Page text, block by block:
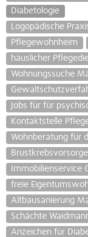
Diabetologie
Logopädische
Pflegewohnheim
häuslicher
Wohnungssuche
Jobs für für
Kontaktstelle
Wohnberatung für
Immobilienservice
freie
Altbausanierung
Schächte
Anzeichen für